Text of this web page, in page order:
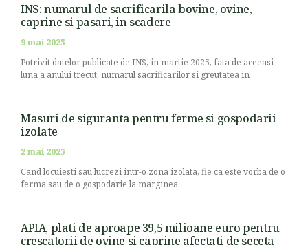
INS: numarul de sacrificarila bovine, ovine,
caprine si pasari, in scadere
9 mai 2025
Potrivit datelor publicate de INS, in martie 2025, fata de aceeasi
luna a anului trecut, numarul sacrificarilor si greutatea in
Masuri de siguranta pentru ferme si gospodarii
izolate
2 mai 2025
Cand locuiesti sau lucrezi intr-o zona izolata, fie ca este vorba de o
ferma sau de o gospodarie la marginea
APIA, plati de aproape 39,5 milioane euro pentru
crescatorii de ovine si caprine afectati de seceta